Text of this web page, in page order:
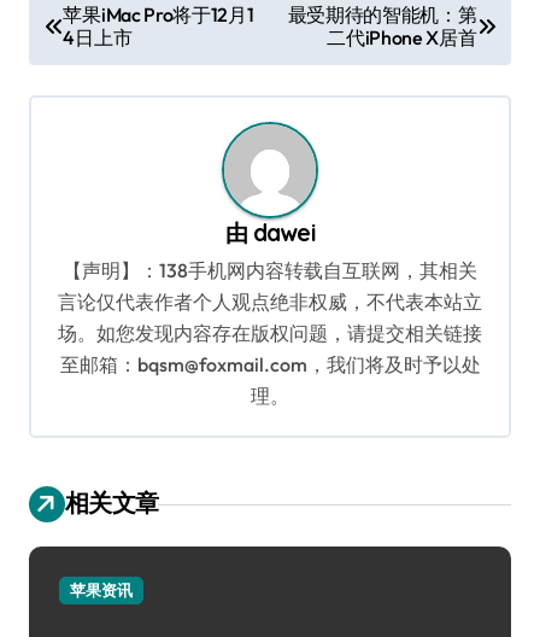
章
导
苹果iMac Pro将于12月1
4日上市
最受期待的智能机：第
二代iPhone X居首
由 dawei
【声明】：138手机网内容转载自互联网，其相关
言论仅代表作者个人观点绝非权威，不代表本站立
场。如您发现内容存在版权问题，请提交相关链接
至邮箱：bqsm@foxmail.com，我们将及时予以处
理。
相关文章
苹果资讯